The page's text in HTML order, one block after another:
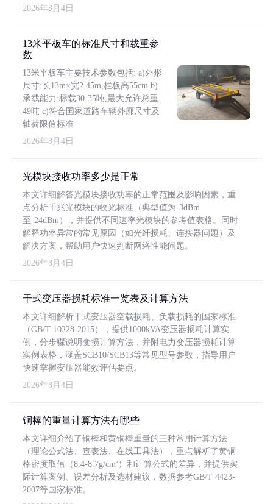
2026年8月4日
13米平板车的标准尺寸和载重参
数
13米平板车主要技术参数包括: a)外形
尺寸:长13m×宽2.45m,栏板高55cm b)
承载能力:标载30-35吨,最大允许总重
49吨 c)符合国家道路车辆外廓尺寸及
轴荷限值标准
2026年8月4日
光模块接收功率多少是正常
本文详细解答光模块接收功率的正常范围及影响因素，重
点分析千兆光模块的收光标准（典型值为-3dBm
至-24dBm），并提供不同速率光模块的参考值表格。同时
解释功率异常的常见原因（如光纤损耗、连接器问题）及
解决方案，帮助用户快速判断网络性能问题。
2026年8月4日
干式变压器损耗标准一览表及计算方法
本文详细解析干式变压器空载损耗、负载损耗的国家标准
（GB/T 10228-2015），提供1000kVA变压器损耗计算实
例，分步骤说明变损计算方法，并附电力变压器损耗计算
实例表格，涵盖SCB10/SCB13等常见型号参数，指导用户
快速掌握变压器能效评估要点。
2026年8月4日
铜棒的重量计算方法有哪些
本文详细介绍了铜棒和黄铜棒重量的三种常用计算方法
（理论公式法、查表法、在线工具法），重点解析了黄铜
棒密度取值（8.4-8.7g/cm³）和计算公式的差异，并提供实
际计算案例、误差分析及选材建议，数据参考GB/T 4423-
2007等国家标准。